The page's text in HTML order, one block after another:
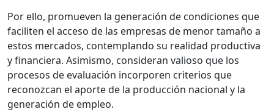
Por ello, promueven la generación de condiciones que
faciliten el acceso de las empresas de menor tamaño a
estos mercados, contemplando su realidad productiva
y financiera. Asimismo, consideran valioso que los
procesos de evaluación incorporen criterios que
reconozcan el aporte de la producción nacional y la
generación de empleo.